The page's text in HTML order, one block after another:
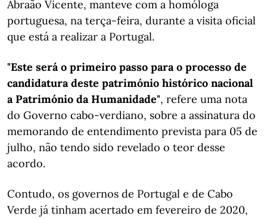
Abraão Vicente, manteve com a homóloga
portuguesa, na terça-feira, durante a visita oficial
que está a realizar a Portugal.
"Este será o primeiro passo para o processo de
candidatura deste património histórico nacional
a Património da Humanidade", refere uma nota
do Governo cabo-verdiano, sobre a assinatura do
memorando de entendimento prevista para 05 de
julho, não tendo sido revelado o teor desse
acordo.
Contudo, os governos de Portugal e de Cabo
Verde já tinham acertado em fevereiro de 2020,